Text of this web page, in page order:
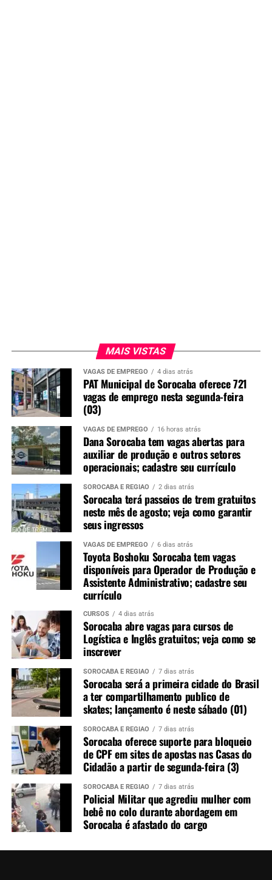
MAIS VISTAS
VAGAS DE EMPREGO 4 dias atrás
PAT Municipal de Sorocaba oferece 721
vagas de emprego nesta segunda-feira
(03)
VAGAS DE EMPREGO 16 horas atrás
Dana Sorocaba tem vagas abertas para
auxiliar de produção e outros setores
operacionais; cadastre seu currículo
SOROCABA E REGIÃO 2 dias atrás
Sorocaba terá passeios de trem gratuitos
neste mês de agosto; veja como garantir
seus ingressos
VAGAS DE EMPREGO 6 dias atrás
Toyota Boshoku Sorocaba tem vagas
disponíveis para Operador de Produção e
Assistente Administrativo; cadastre seu
currículo
CURSOS 4 dias atrás
Sorocaba abre vagas para cursos de
Logística e Inglês gratuitos; veja como se
inscrever
SOROCABA E REGIÃO 7 dias atrás
Sorocaba será a primeira cidade do Brasil
a ter compartilhamento publico de
skates; lançamento é neste sábado (01)
SOROCABA E REGIÃO 7 dias atrás
Sorocaba oferece suporte para bloqueio
de CPF em sites de apostas nas Casas do
Cidadão a partir de segunda-feira (3)
SOROCABA E REGIÃO 7 dias atrás
Policial Militar que agrediu mulher com
bebê no colo durante abordagem em
Sorocaba é afastado do cargo